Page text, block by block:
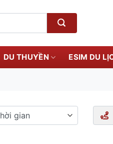
DU THUYỀN ESIM DU